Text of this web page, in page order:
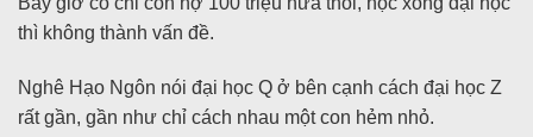
thì không thành vấn đề.
Nghê Hạo Ngôn nói đại học Q ở bên cạnh cách đại học Z
rất gần, gần như chỉ cách nhau một con hẻm nhỏ.